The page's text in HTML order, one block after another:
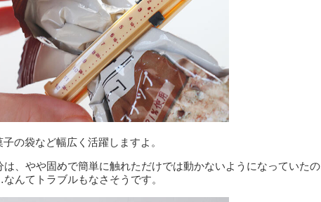
の袋など幅広く活躍しますよ。
、やや固めで簡単に触れただけでは動かないようになっていたの
んてトラブルもなさそうです。